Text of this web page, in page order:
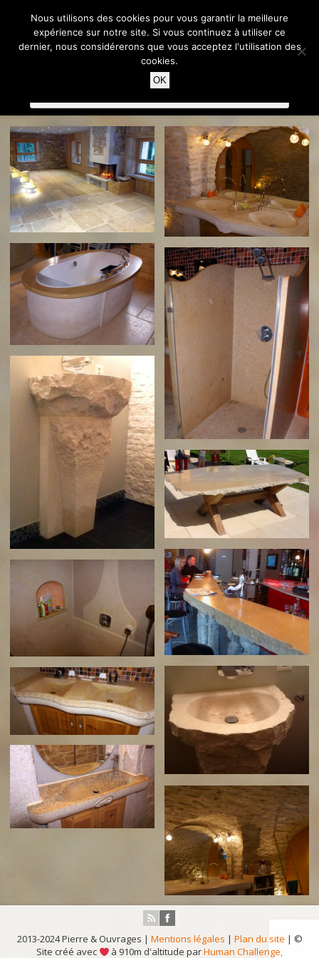
2013-2024 Pierre & Ouvrages | Mentions légales | Plan du site | ©
Site créé avec
à 910m d'altitude parHuman Challenge,
Nous utilisons des cookies pour vous garantir la meilleure
expérience sur notre site. Si vous continuez à utiliser ce
dernier, nous considérerons que vous acceptez l'utilisation des
cookies.
OK